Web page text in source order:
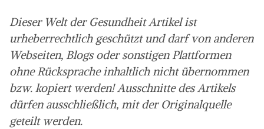
Dieser Welt der Gesundheit Artikel ist
urheberrechtlich geschützt und darf von anderen
Webseiten, Blogs oder sonstigen Plattformen
ohne Rücksprache inhaltlich nicht übernommen
bzw. kopiert werden! Ausschnitte des Artikels
dürfen ausschließlich, mit der Originalquelle
geteilt werden.